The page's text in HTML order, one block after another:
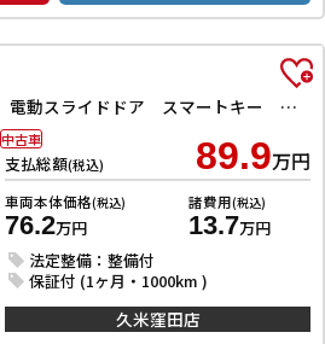
F 衝突被害軽減システム 電動スライドドア スマートキー アイドリングストップ 電動格納ミラー ウォークスルー CVT 盗難防止システム 衝突安全ボディ ABS ESC
支払総額(税込) 89.9万円
車両本体価格(税込)
76.2万円
諸費用(税込)
13.7万円
法定整備：整備付
保証付 (1ヶ月・1000km )
中古車
久米窪田店